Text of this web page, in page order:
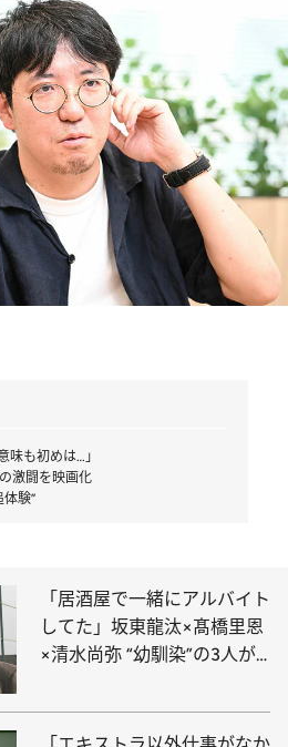
味も初めは…」
激闘を映画化
験”
「居酒屋で一緒にアルバイト
してた」坂東龍汰×髙橋里恩
×清水尚弥 “幼馴染”の3人が